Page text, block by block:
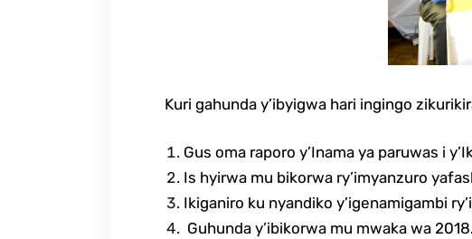
Kuri gahunda y’ibyigwa hari ingingo
Gus oma raporo y’Inama ya paruwas i
Is hyirwa mu bikorwa ry’imyanzuro
Ikiganiro ku nyandiko y’igenamigambi
Guhunda y’ibikorwa mu mwaka wa